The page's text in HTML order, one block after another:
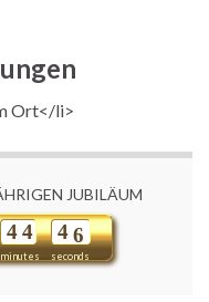
Ort</li>
JUBILÄUM
minutes
44
seconds
45
6